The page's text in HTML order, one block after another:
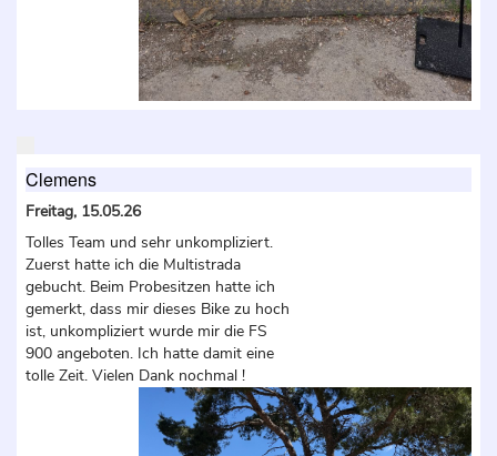
Clemens
Freitag, 15.05.26
Tolles Team und sehr unkompliziert.
Zuerst hatte ich die Multistrada
gebucht. Beim Probesitzen hatte ich
gemerkt, dass mir dieses Bike zu hoch
ist, unkompliziert wurde mir die FS
900 angeboten. Ich hatte damit eine
tolle Zeit. Vielen Dank nochmal !